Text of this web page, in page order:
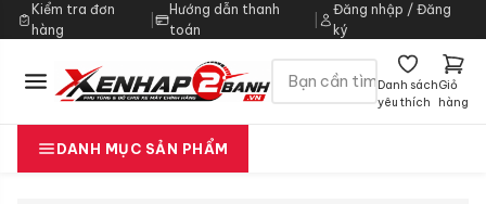
Kiểm tra đơn
hàng
|
Hướng dẫn thanh
toán
Đăng nhập / Đăng
ký
Danh sách
yêu thích
Giỏ
hàng
DANH MỤC SẢN PHẨM